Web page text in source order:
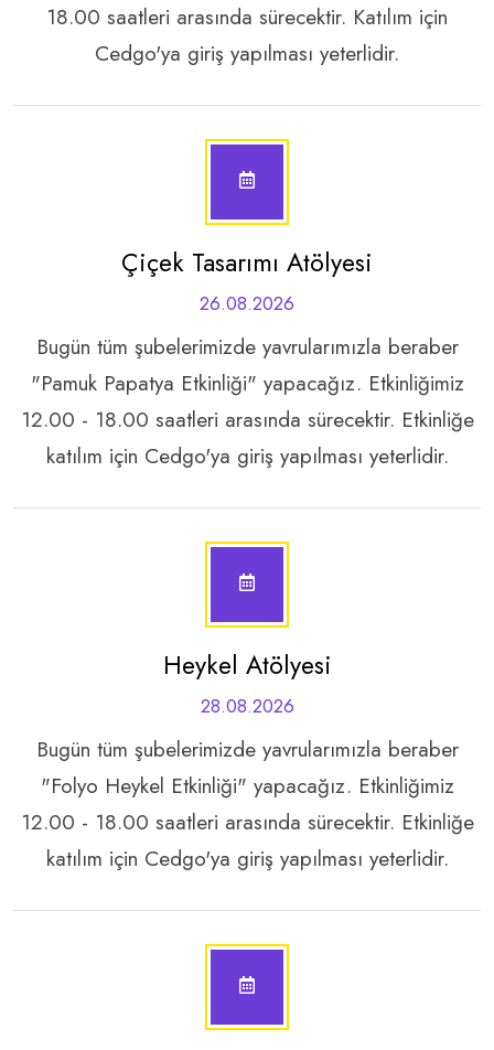
18.00 saatleri arasında sürecektir. Katılım için
Cedgo'ya giriş yapılması yeterlidir.
Çiçek Tasarımı Atölyesi
26.08.2026
Bugün tüm şubelerimizde yavrularımızla beraber
"Pamuk Papatya Etkinliği" yapacağız. Etkinliğimiz
12.00 - 18.00 saatleri arasında sürecektir. Etkinliğe
katılım için Cedgo'ya giriş yapılması yeterlidir.
Heykel Atölyesi
28.08.2026
Bugün tüm şubelerimizde yavrularımızla beraber
"Folyo Heykel Etkinliği" yapacağız. Etkinliğimiz
12.00 - 18.00 saatleri arasında sürecektir. Etkinliğe
katılım için Cedgo'ya giriş yapılması yeterlidir.